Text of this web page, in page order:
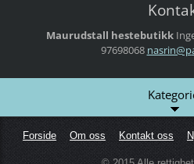
Maurudstall hestebutikk
97698068 nasrin@p
Forside Om oss Kontakt oss